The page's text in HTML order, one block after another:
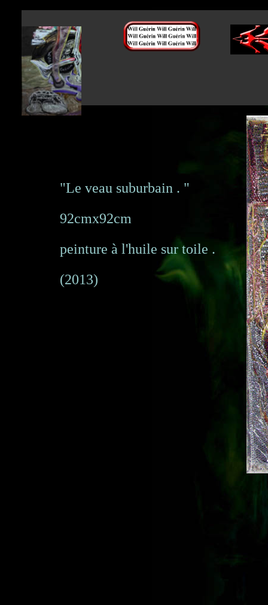
"Le veau suburbain . "
92cmx92cm
peinture à l'huile sur toile .
(2013)